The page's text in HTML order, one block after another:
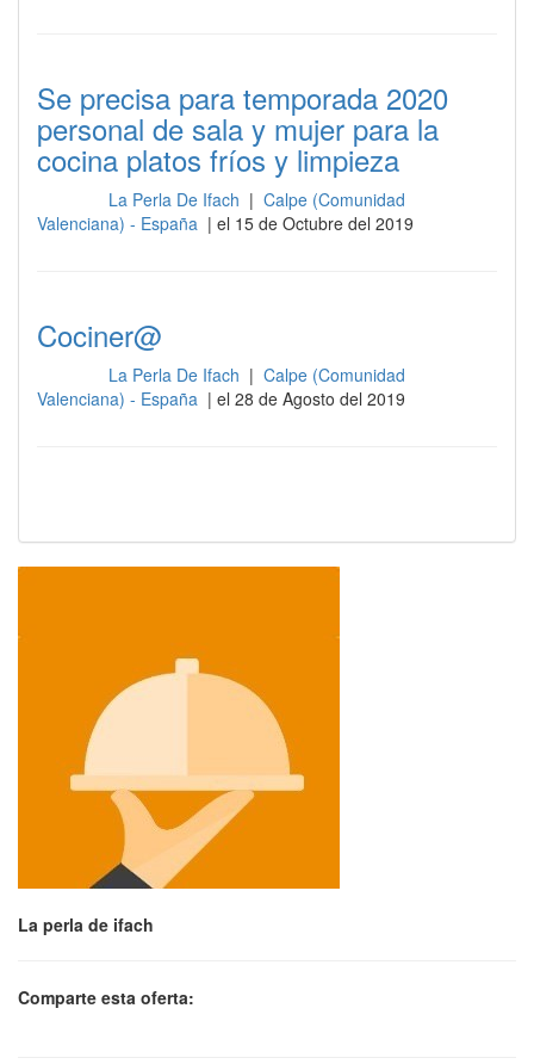
Se precisa para temporada 2020
personal de sala y mujer para la
cocina platos fríos y limpieza
La Perla De Ifach | Calpe (Comunidad
Valenciana) - España | el 15 de Octubre del 2019
Cociner@
La Perla De Ifach | Calpe (Comunidad
Valenciana) - España | el 28 de Agosto del 2019
La perla de ifach
Comparte esta oferta: